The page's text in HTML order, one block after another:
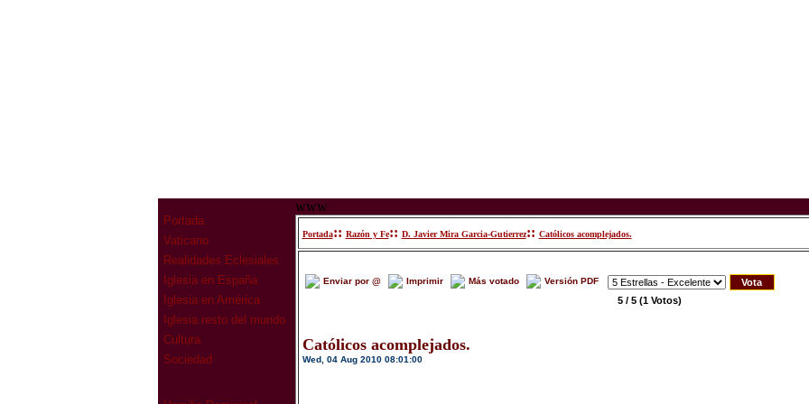
Portada
Vaticano
Realidades Eclesiales
Iglesia en España
Iglesia en América
Iglesia resto del mundo
Cultura
Sociedad
www
Portada:: Razón y Fe:: D. Javier Mira Garcia-Gutierrez:: Católicos acomplejados.
Enviar por @ Imprimir Más votado Versión PDF
5 / 5 (1 Votos)
Católicos acomplejados.
Wed, 04 Aug 2010 08:01:00